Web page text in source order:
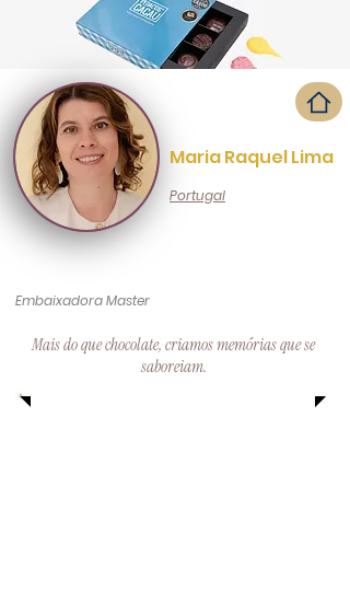
Maria Raquel Lima
Portugal
Embaixadora Master
Mais do que chocolate, criamos memórias que se
saboreiam.